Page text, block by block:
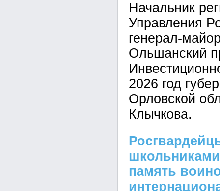
Начальник
Управления
генерал-
Ольшанский
2026 год
Орловской
Клычкова.
память